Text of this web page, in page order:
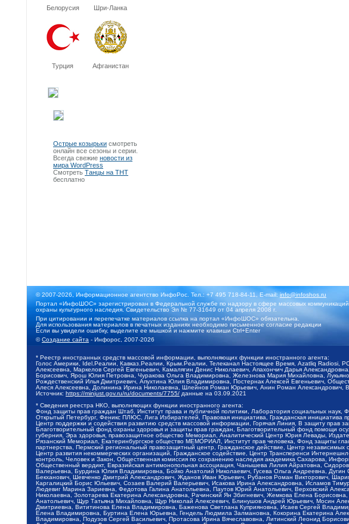
Белорусия Шри-Ланка
Турция Афганистан
Острые козырьки смотреть
онлайн все сезоны и серии.
Всегда свежие новости из
мира WordPress
Смотреть Танцы на ТНТ
бесплатно
© 2007-2026, Информационное агентство ИнфоРос. Тел.: +7 495 718-84-11, E-mail:info@infoshos.ru
Портал «ИнфоШОС» зарегистрирован в Федеральной службе по надзору в сфере массовых
охраны культурного наследия. Свидетельство Эл № 77-31649 от 04 апреля 2008 г.
При цитировании и перепечатке материалов ссылка на портал «ИнфоШОС» обязательна.
Для использования материалов в печатных изданиях необходимо письменное согласие редакции
Если вы увидели ошибку, выделите ее мышкой и нажмите клавиши Ctrl+Enter
©Создание сайта - Инфорос, 2007-2026
* Реестр иностранных средств массовой информации, выполняющих функции иностранного агента:
Голос Америки, Idel.Реалии, Кавказ.Реалии, Крым.Реалии, Телеканал Настоящее Время, Azatliq Radiosi,
Алексеевна, Маркелов Сергей Евгеньевич, Камалягин Денис Николаевич, Апахончич Дарья
Борисович, Ярош Юлия Петровна, Чуракова Ольга Владимировна, Железнова Мария Михайловна,
Рождественский Илья Дмитриевич, Апухтина Юлия Владимировна, Постернак Алексей Евгеньевич,
Алеся Алексеевна, Долинина Ирина Николаевна, Шлейнов Роман Юрьевич, Анин Роман Александрович,
Источник: https://minjust.gov.ru/ru/documents/7755/ данные на 03.09.2021
* Сведения реестра НКО, выполняющих функции иностранного агента:
Фонд защиты прав граждан Штаб, Институт права и публичной политики, Лаборатория социальных
Открытый Петербург, Феникс ПЛЮС, Лига Избирателей, Правовая инициатива, Гражданская инициатива
Центр поддержки и содействия развитию средств массовой информации, Горячая Линия, В защиту
Благотворительный фонд охраны здоровья и защиты прав граждан, Благотворительный фонд помощи
губерния, Эра здоровья, правозащитное общество Мемориал, Аналитический Центр Юрия Левады,
Рязанский Мемориал, Екатеринбургское общество МЕМОРИАЛ, Институт прав человека, Фонд защиты
партнерства, Пермский региональный правозащитный центр, Гражданское действие, Центр
Центр развития некоммерческих организаций, Гражданское содействие, Центр Трансперенси
контроль, Человек и Закон, Общественная комиссия по сохранению наследия академика Сахарова,
Общественный вердикт, Евразийская антимонопольная ассоциация, Чанышева Лилия Айратовна,
Валерьевна, Бурдина Юлия Владимировна, Бойко Анатолий Николаевич, Гусева Ольга Андреевна,
Бекханович, Шевченко Дмитрий Александрович, Жданов Иван Юрьевич, Рубанов Роман Викторович,
Каргалицкий Борис Юльевич, Созаев Валерий Валерьевич, Исакова Ирина Александровна, Исламов
Людевиг Марина Зариевна, Федотова Галина Анатольевна, Паутов Юрий Анатольевич, Верховский
Николаевна, Золотарева Екатерина Александровна, Рачинский Ян Збигневич, Жемкова Елена
Анатольевич, Щур Татьяна Михайловна, Щур Николай Алексеевич, Блинушов Андрей Юрьевич, Мосин
Дмитриевна, Вититинова Елена Владимировна, Баженова Светлана Куприяновна, Исаев Сергей
Елена Владимировна, Буртина Елена Юрьевна, Гендель Людмила Залмановна, Кокорина Екатерина
Владимировна, Подузов Сергей Васильевич, Протасова Ирина Вячеславовна, Литинский Леонид